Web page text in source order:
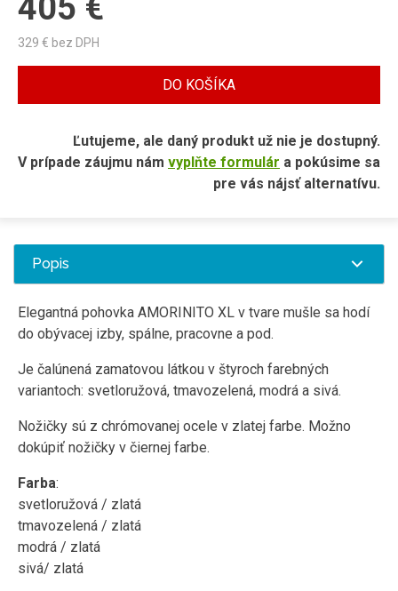
329 € bez DPH
DO KOŠÍKA
Ľutujeme, ale daný produkt už nie je dostupný.
V prípade záujmu nám vyplňte formulár a pokúsime sa
pre vás nájsť alternatívu.
Popis
Elegantná pohovka AMORINITO XL v tvare mušle sa hodí
do obývacej izby, spálne, pracovne a pod.
Je čalúnená zamatovou látkou v štyroch farebných
variantoch: svetloružová, tmavozelená, modrá a sivá.
Nožičky sú z chrómovanej ocele v zlatej farbe. Možno
dokúpiť nožičky v čiernej farbe.
Farba:
svetloružová / zlatá
tmavozelená / zlatá
modrá / zlatá
sivá/ zlatá